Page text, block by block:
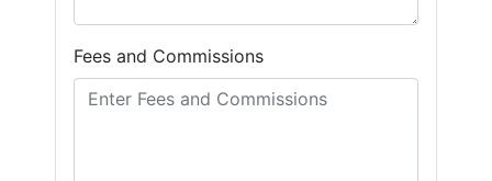
Fees and Commissions